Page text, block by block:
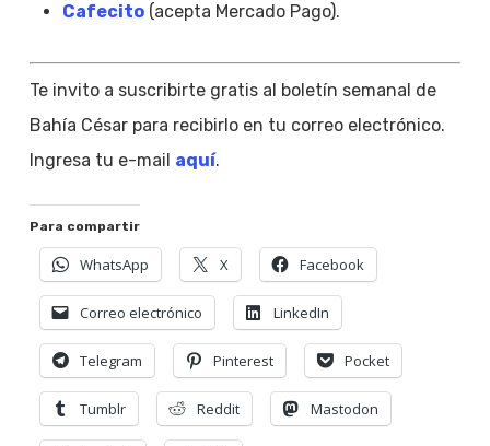
Cafecito(acepta Mercado Pago).
Te invito a suscribirte gratis al boletín semanal de
Bahía César para recibirlo en tu correo electrónico.
Ingresa tu e-mail aquí.
Para compartir
WhatsApp X Facebook
Correo electrónico LinkedIn
Telegram Pinterest Pocket
Tumblr Reddit Mastodon